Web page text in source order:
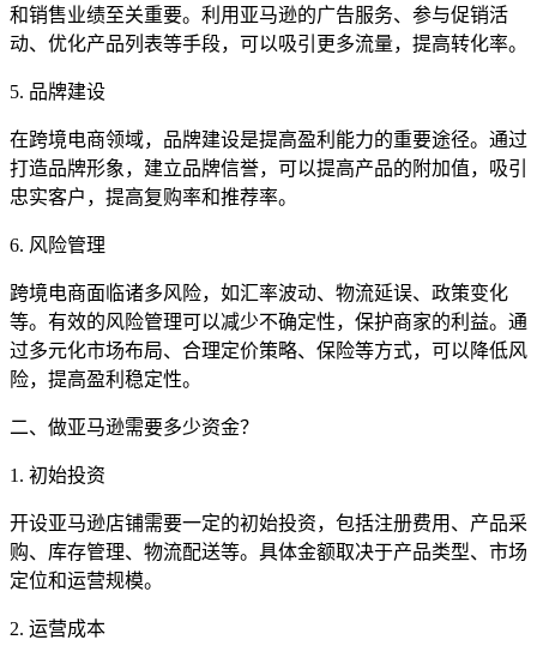
和销售业绩至关重要。利用亚马逊的广告服务、参与促销活
动、优化产品列表等手段，可以吸引更多流量，提高转化率。
5. 品牌建设
在跨境电商领域，品牌建设是提高盈利能力的重要途径。通过
打造品牌形象，建立品牌信誉，可以提高产品的附加值，吸引
忠实客户，提高复购率和推荐率。
6. 风险管理
跨境电商面临诸多风险，如汇率波动、物流延误、政策变化
等。有效的风险管理可以减少不确定性，保护商家的利益。通
过多元化市场布局、合理定价策略、保险等方式，可以降低风
险，提高盈利稳定性。
二、做亚马逊需要多少资金？
1. 初始投资
开设亚马逊店铺需要一定的初始投资，包括注册费用、产品采
购、库存管理、物流配送等。具体金额取决于产品类型、市场
定位和运营规模。
2. 运营成本